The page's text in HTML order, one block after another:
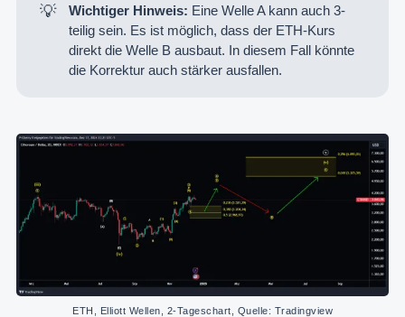
💡 Wichtiger Hinweis: Eine Welle A kann auch 3-
teilig sein. Es ist möglich, dass der ETH-Kurs
direkt die Welle B ausbaut. In diesem Fall könnte
die Korrektur auch stärker ausfallen.
ETH, Elliott Wellen, 2-Tageschart, Quelle: Tradingview